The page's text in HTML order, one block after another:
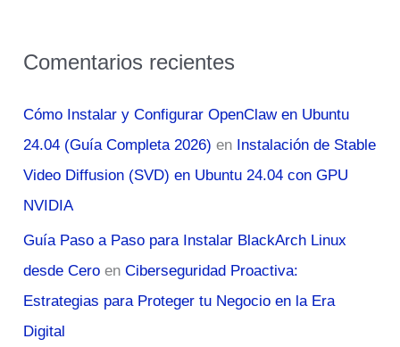
Comentarios recientes
Cómo Instalar y Configurar OpenClaw en Ubuntu
24.04 (Guía Completa 2026) en Instalación de Stable
Video Diffusion (SVD) en Ubuntu 24.04 con GPU
NVIDIA
Guía Paso a Paso para Instalar BlackArch Linux
desde Cero enCiberseguridad Proactiva:
Estrategias para Proteger tu Negocio en la Era
Digital